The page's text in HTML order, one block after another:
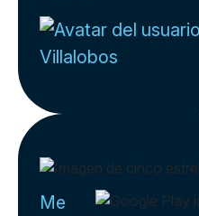
Villalobos
Me